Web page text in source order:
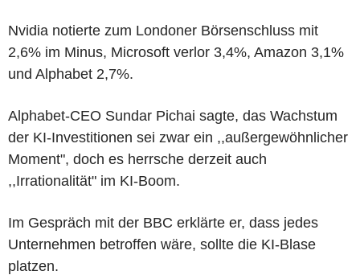
Nvidia notierte zum Londoner Börsenschluss mit
2,6% im Minus, Microsoft verlor 3,4%, Amazon 3,1%
und Alphabet 2,7%.
Alphabet-CEO Sundar Pichai sagte, das Wachstum
der KI-Investitionen sei zwar ein ,,außergewöhnlicher
Moment", doch es herrsche derzeit auch
,,Irrationalität" im KI-Boom.
Im Gespräch mit der BBC erklärte er, dass jedes
Unternehmen betroffen wäre, sollte die KI-Blase
platzen.